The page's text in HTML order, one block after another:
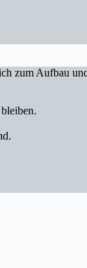
zum Aufbau